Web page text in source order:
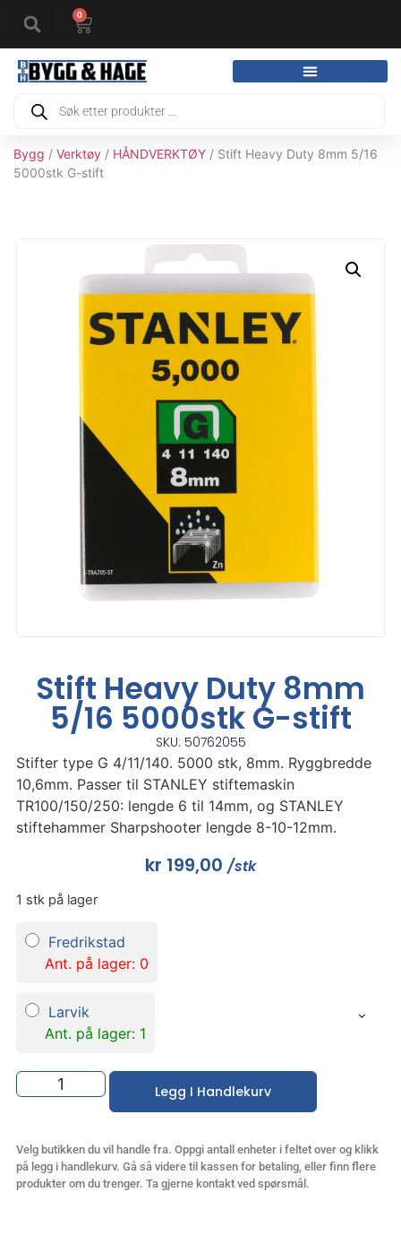
0
Bygg / Verktøy / HÅNDVERKTØY / Stift Heavy Duty 8mm 5/16
5000stk G-stift
Stift Heavy Duty 8mm
5/16 5000stk G-stift
SKU: 50762055
Stifter type G 4/11/140. 5000 stk, 8mm. Ryggbredde
10,6mm. Passer til STANLEY stiftemaskin
TR100/150/250: lengde 6 til 14mm, og STANLEY
stiftehammer Sharpshooter lengde 8-10-12mm.
kr 199,00 /stk
1 stk på lager
Fredrikstad
Ant. på lager: 0
Larvik
Ant. på lager: 1
Legg I Handlekurv
Velg butikken du vil handle fra. Oppgi antall enheter i feltet over og klikk
på legg i handlekurv. Gå så videre til kassen for betaling, eller finn flere
produkter om du trenger. Ta gjerne kontakt ved spørsmål.